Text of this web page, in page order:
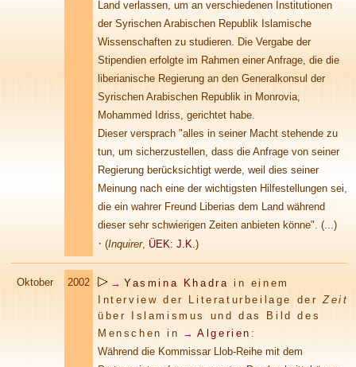
Land verlassen, um an verschiedenen Institutionen
der Syrischen Arabischen Republik Islamische
Wissenschaften zu studieren. Die Vergabe der
Stipendien erfolgte im Rahmen einer Anfrage, die die
liberianische Regierung an den Generalkonsul der
Syrischen Arabischen Republik in Monrovia,
Mohammed Idriss, gerichtet habe.
Dieser versprach "alles in seiner Macht stehende zu
tun, um sicherzustellen, dass die Anfrage von seiner
Regierung berücksichtigt werde, weil dies seiner
Meinung nach eine der wichtigsten Hilfestellungen sei,
die ein wahrer Freund Liberias dem Land während
dieser sehr schwierigen Zeiten anbieten könne". (...)
· (Inquirer, ÜEK: J.K.)
Oktober 2002 → Yasmina Khadra in einem
Interview der Literaturbeilage derZeit
über Islamismus und das Bild des
Menschen in → Algerien :
Während die Kommissar Llob-Reihe mit dem